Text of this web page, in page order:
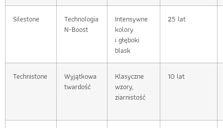
Silestone
Technologia
N-Boost
Intensywne
kolory
i głęboki
blask
25 lat
Technistone
Wyjątkowa
twardość
Klasyczne
wzory,
ziarnistość
10 lat